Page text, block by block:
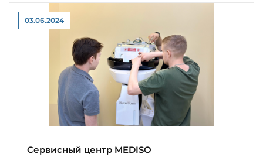
03.06.2024
Сервисный центр MEDISO